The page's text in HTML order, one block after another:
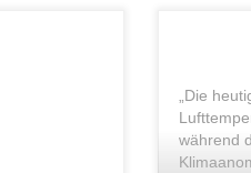
„Die
während